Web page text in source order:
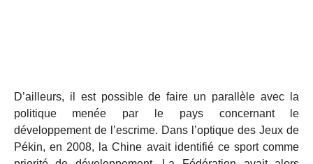
D’ailleurs, il est possible de faire un parallèle avec la
politique menée par le pays concernant le
développement de l’escrime. Dans l’optique des Jeux de
Pékin, en 2008, la Chine avait identifié ce sport comme